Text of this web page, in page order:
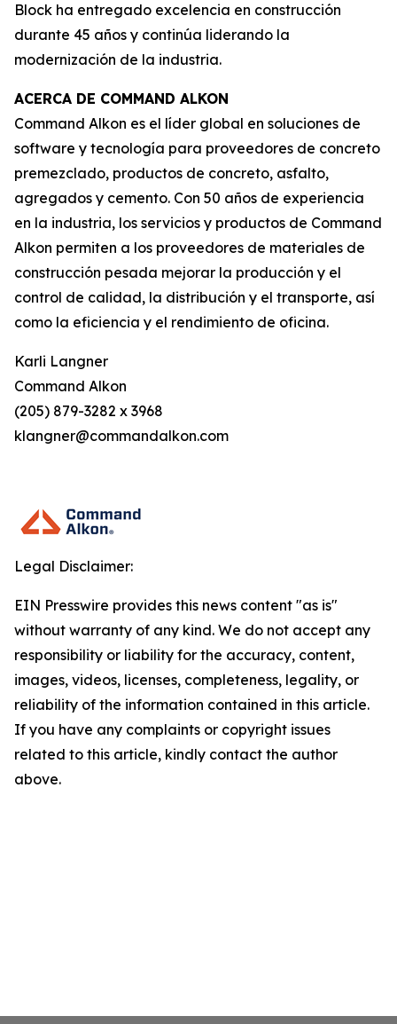
Block ha entregado excelencia en construcción
durante 45 años y continúa liderando la
modernización de la industria.
ACERCA DE COMMAND ALKON
Command Alkon es el líder global en soluciones de
software y tecnología para proveedores de concreto
premezclado, productos de concreto, asfalto,
agregados y cemento. Con 50 años de experiencia
en la industria, los servicios y productos de Command
Alkon permiten a los proveedores de materiales de
construcción pesada mejorar la producción y el
control de calidad, la distribución y el transporte, así
como la eficiencia y el rendimiento de oficina.
Karli Langner
Command Alkon
(205) 879-3282 x 3968
klangner@commandalkon.com
Legal Disclaimer:
EIN Presswire provides this news content "as is"
without warranty of any kind. We do not accept any
responsibility or liability for the accuracy, content,
images, videos, licenses, completeness, legality, or
reliability of the information contained in this article.
If you have any complaints or copyright issues
related to this article, kindly contact the author
above.